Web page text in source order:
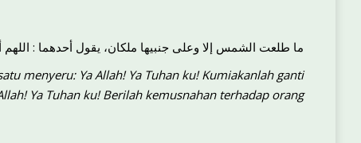
ما طلعت الشمس إلا وعلى جنبيها ملكان، يقول أحدهما : اللهم
menyeru: Ya Allah! Ya Tuhan ku! Kumiakanlah ganti
Ya Tuhan ku! Berilah kemusnahan terhadap orang